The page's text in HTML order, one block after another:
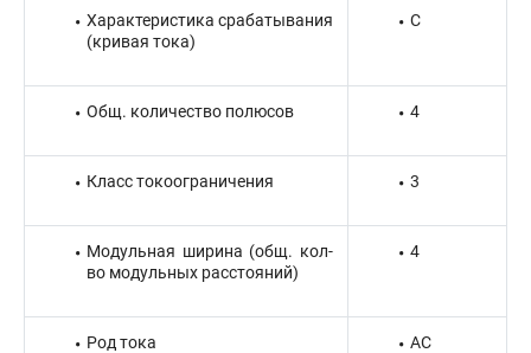
Характеристика срабатывания
(кривая тока)
C
Общ. количество полюсов 4
Класс токоограничения 3
Модульная ширина (общ. кол-
во модульных расстояний)
4
Род тока
AC